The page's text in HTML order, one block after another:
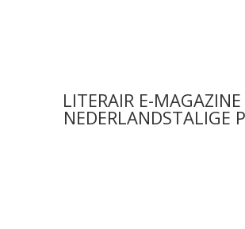
LITERAIR E-
NEDERLANDSTALIGE